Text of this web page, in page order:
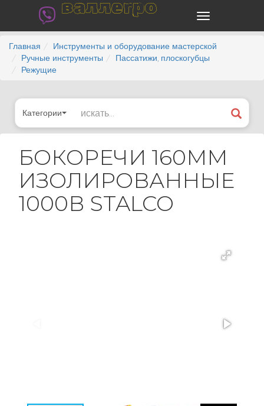
валлегро
Главная
Инструменты и оборудование мастерской
Ручные инструменты
Пассатижи, плоскогубцы
Режущие
Категории
БОКОРЕЧИ 160ММ
ИЗОЛИРОВАННЫЕ
1000В STALCO